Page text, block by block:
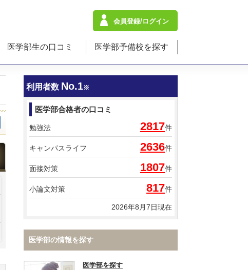
会員登録/ログイン
医学部生の口コミ 医学部予備校を探す
利用者数 No.1※
医学部合格者の口コミ
勉強法 2817件
キャンパスライフ 2636件
面接対策 1807件
小論文対策 817件
2026年8月7日現在
医学部の情報を探す
医学部を探す